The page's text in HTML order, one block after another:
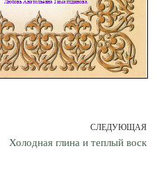
СЛЕДУЮЩАЯ
Холодная глина и теплый воск